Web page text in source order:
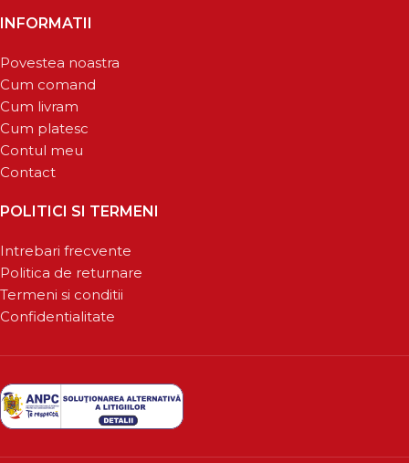
INFORMATII
Povestea noastra
Cum comand
Cum livram
Cum platesc
Contul meu
Contact
POLITICI SI TERMENI
Intrebari frecvente
Politica de returnare
Termeni si conditii
Confidentialitate